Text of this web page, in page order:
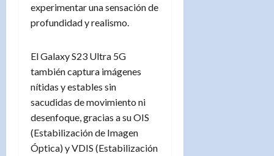
experimentar una sensación de
profundidad y realismo.
El Galaxy S23 Ultra 5G
también captura imágenes
nítidas y estables sin
sacudidas de movimiento ni
desenfoque, gracias a su OIS
(Estabilización de Imagen
Óptica) y VDIS (Estabilización